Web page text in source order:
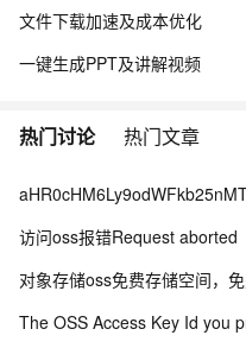
文件下载加速及成本优化
一键生成PPT及讲解视频
热门讨论 热门文章
访问oss报错Request aborted
对象存储oss免费存储空间，
The OSS Access Key Id you